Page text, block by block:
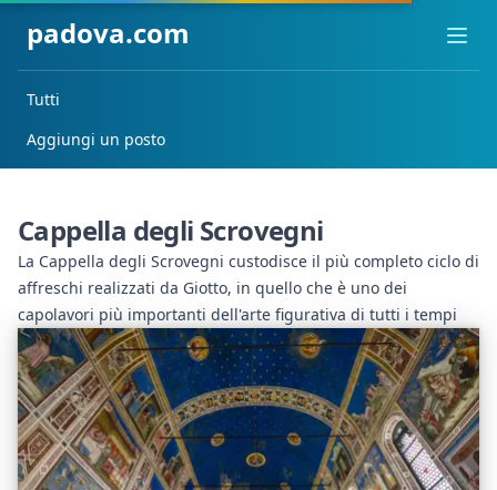
padova.com
Tutti
Aggiungi un posto
Cappella degli Scrovegni
La Cappella degli Scrovegni custodisce il più completo ciclo di
affreschi realizzati da Giotto, in quello che è uno dei
capolavori più importanti dell'arte figurativa di tutti i tempi